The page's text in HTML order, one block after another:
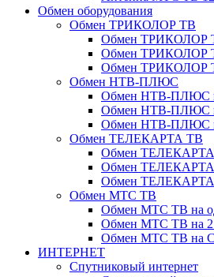
Обмен оборудования
Обмен ТРИКОЛОР ТВ
Обмен ТРИКОЛОР
Обмен ТРИКОЛОР
Обмен ТРИКОЛОР
Обмен НТВ-ПЛЮС
Обмен НТВ-ПЛЮС
Обмен НТВ-ПЛЮС
Обмен НТВ-ПЛЮС
Обмен ТЕЛЕКАРТА ТВ
Обмен ТЕЛЕКАРТА
Обмен ТЕЛЕКАРТА
Обмен ТЕЛЕКАРТА
Обмен МТС ТВ
Обмен МТС ТВ на
Обмен МТС ТВ на 2
Обмен МТС ТВ на
ИНТЕРНЕТ
Спутниковый интернет